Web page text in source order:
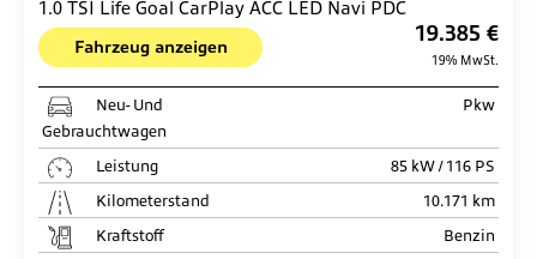
1.0 TSI Life Goal CarPlay ACC LED Navi PDC
Fahrzeug anzeigen
19.385 €
19% MwSt.
Neu- Und
Gebrauchtwagen
Pkw
Leistung
85 kW / 116 PS
Kilometerstand
10.171 km
Kraftstoff
Benzin